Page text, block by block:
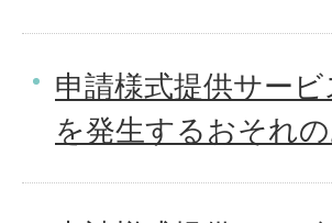
申請様式提供サー
を発生するおそれ